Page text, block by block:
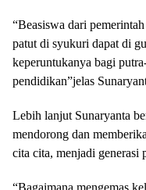
“Beasiswa dari
patut di syukuri dapat di
keperuntukanya bagi
pendidikan”jelas
Lebih lanjut Sunaryanta
mendorong dan
cita cita, menjadi generasi
“Bagaimana mengemas